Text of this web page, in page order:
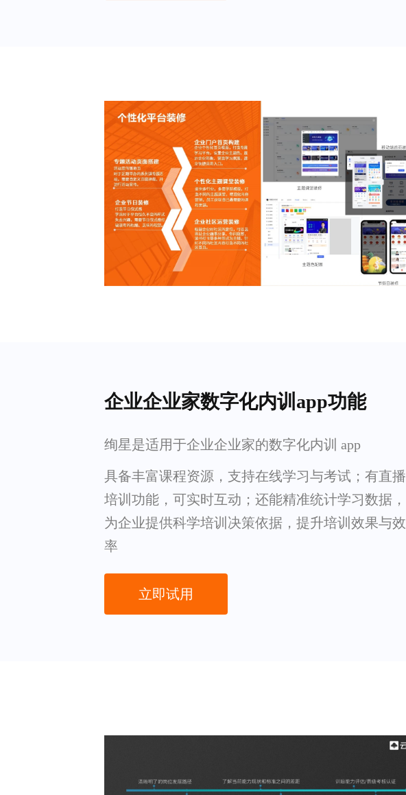
企业企业家数字化内训app功能
绚星是适用于企业企业家的数字化内训 app
具备丰富课程资源，支持在线学习与考试；有直播
培训功能，可实时互动；还能精准统计学习数据，
为企业提供科学培训决策依据，提升培训效果与效
率
立即试用